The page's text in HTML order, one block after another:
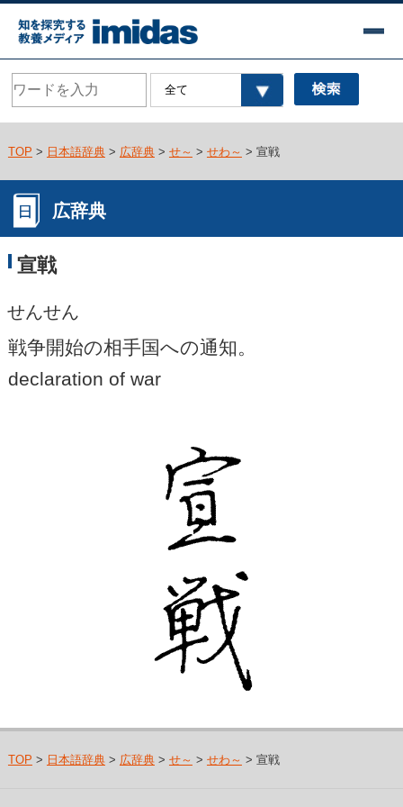
TOP > 日本語辞典> 広辞典> せ～ > せわ～ > 宣戦
広辞典
宣戦
せんせん
戦争開始の相手国への通知。
declaration of war
TOP > 日本語辞典> 広辞典> せ～ > せわ～ > 宣戦